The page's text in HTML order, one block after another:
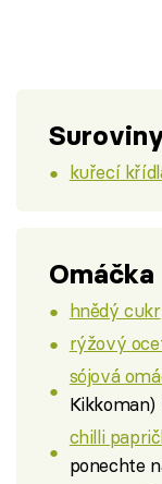
kuřecí
Omáčka
hnědý cukr
rýžový
sójová
Kikkoman)
chilli
ponechte